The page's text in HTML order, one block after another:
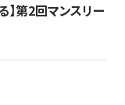
第2回マンスリー